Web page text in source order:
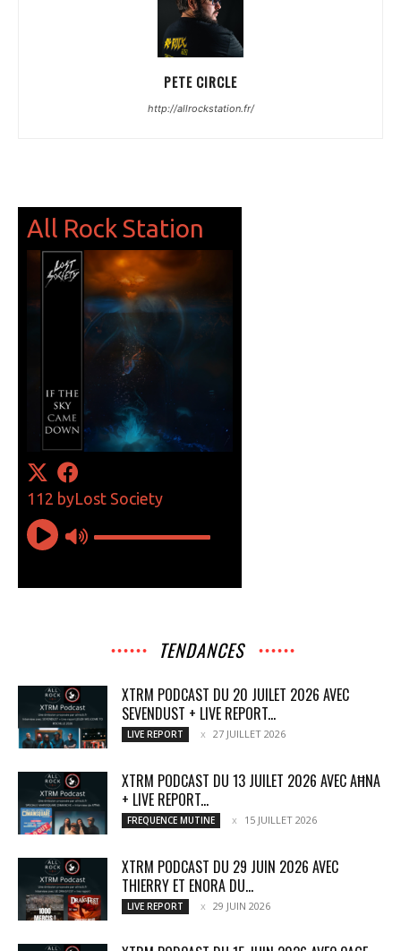
PETE CIRCLE
http://allrockstation.fr/
TENDANCES
XTRM PODCAST DU 20 JUILET 2026 AVEC
SEVENDUST + LIVE REPORT...
LIVE REPORT 27 JUILLET 2026
XTRM PODCAST DU 13 JUILET 2026 AVEC AĦNA
+ LIVE REPORT...
FREQUENCE MUTINE 15 JUILLET 2026
XTRM PODCAST DU 29 JUIN 2026 AVEC
THIERRY ET ENORA DU...
LIVE REPORT 29 JUIN 2026